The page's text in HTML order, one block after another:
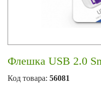
Флешка USB 2.0
Код товара: 56081